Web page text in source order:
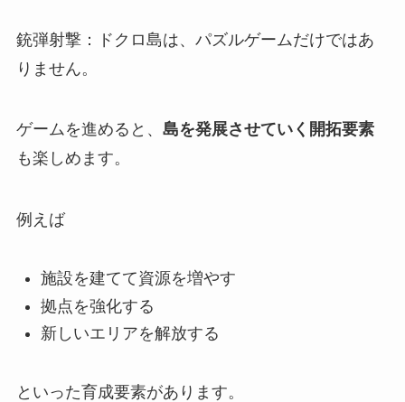
銃弾射撃：ドクロ島は、パズルゲームだけではあ
りません。
ゲームを進めると、 島を発展させていく開拓要素
も楽しめます。
例えば
施設を建てて資源を増やす
拠点を強化する
新しいエリアを解放する
といった育成要素があります。